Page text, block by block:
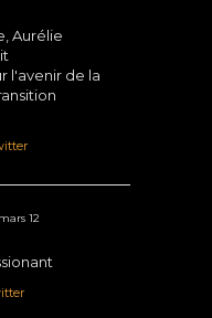
Aurélie
l'avenir de la
mars 12